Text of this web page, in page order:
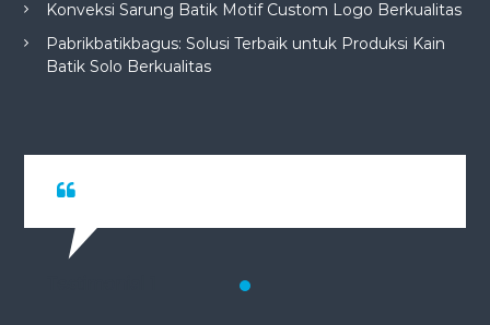
Konveksi Sarung Batik Motif Custom Logo Berkualitas
Pabrikbatikbagus: Solusi Terbaik untuk Produksi Kain
Batik Solo Berkualitas